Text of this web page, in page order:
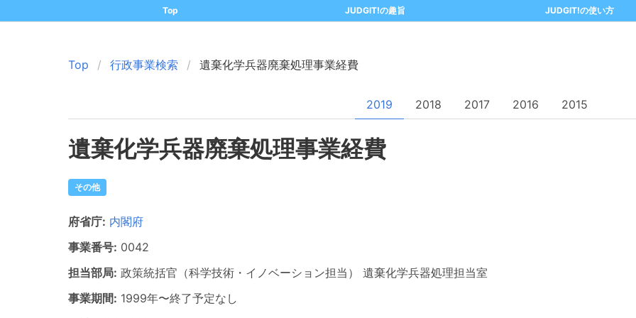
Top JUDGIT!の趣旨 JUDGIT!の使い方
Top 行政事業検索 遺棄化学兵器廃棄処理事業経費
2019 2018 2017 2016 2015
遺棄化学兵器廃棄処理事業経費
その他
府省庁: 内閣府
事業番号: 0042
担当部局: 政策統括官（科学技術・イノベーション担当）
遺棄化学兵器処理担当室
事業期間: 1999年〜終了予定なし